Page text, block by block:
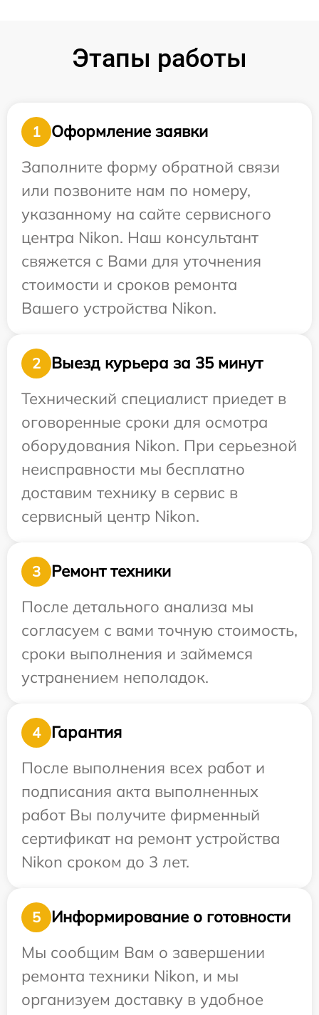
Этапы работы
1
Оформление заявки
Заполните форму обратной связи
или позвоните нам по номеру,
указанному на сайте сервисного
центра Nikon. Наш консультант
свяжется с Вами для уточнения
стоимости и сроков ремонта
Вашего устройства Nikon.
2
Выезд курьера за 35 минут
Технический специалист приедет в
оговоренные сроки для осмотра
оборудования Nikon. При серьезной
неисправности мы бесплатно
доставим технику в сервис в
сервисный центр Nikon.
3
Ремонт техники
После детального анализа мы
согласуем с вами точную стоимость,
сроки выполнения и займемся
устранением неполадок.
4
Гарантия
После выполнения всех работ и
подписания акта выполненных
работ Вы получите фирменный
сертификат на ремонт устройства
Nikon сроком до 3 лет.
5
Информирование о готовности
Мы сообщим Вам о завершении
ремонта техники Nikon, и мы
организуем доставку в удобное